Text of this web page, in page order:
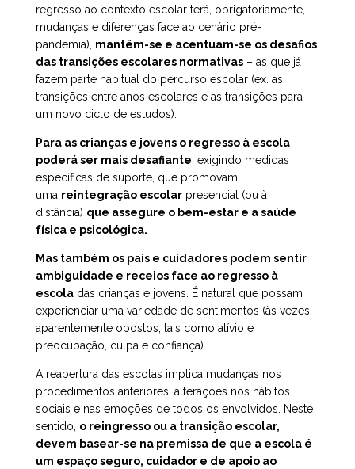
regresso ao contexto escolar terá, obrigatoriamente,
mudanças e diferenças face ao cenário pré-
pandemia), mantêm-se e acentuam-se os desafios
das transições escolares normativas – as que já
fazem parte habitual do percurso escolar (ex. as
transições entre anos escolares e as transições para
um novo ciclo de estudos).
Para as crianças e jovens o regresso à escola
poderá ser mais desafiante , exigindo medidas
específicas de suporte, que promovam
uma reintegração escolar presencial (ou à
distância) que assegure o bem-estar e a saúde
física e psicológica.
Mas também os pais e cuidadores podem sentir
ambiguidade e receios face ao regresso à
escola das crianças e jovens. É natural que possam
experienciar uma variedade de sentimentos (às vezes
aparentemente opostos, tais como alívio e
preocupação, culpa e confiança).
A reabertura das escolas implica mudanças nos
procedimentos anteriores, alterações nos hábitos
sociais e nas emoções de todos os envolvidos. Neste
sentido, o reingresso ou a transição escolar,
devem basear-se na premissa de que a escola é
um espaço seguro, cuidador e de apoio ao